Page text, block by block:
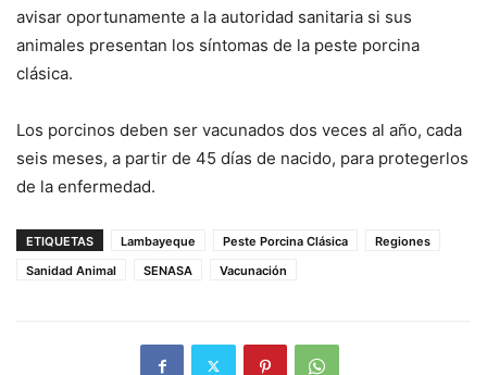
avisar oportunamente a la autoridad sanitaria si sus
animales presentan los síntomas de la peste porcina
clásica.
Los porcinos deben ser vacunados dos veces al año, cada
seis meses, a partir de 45 días de nacido, para protegerlos
de la enfermedad.
ETIQUETAS Lambayeque Peste Porcina Clásica
Regiones
Sanidad Animal
SENASA Vacunación